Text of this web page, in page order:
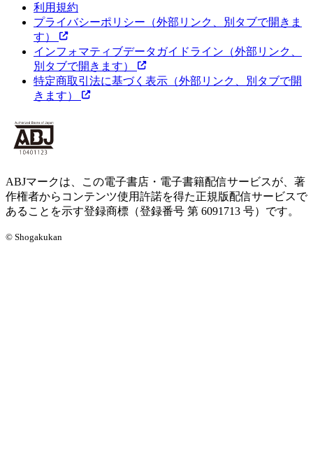
利用規約
プライバシーポリシー （外部リンク、別タブで開きま
す）
インフォマティブデータガイドライン （外部リンク、
別タブで開きます）
特定商取引法に基づく表示 （外部リンク、別タブで開
きます）
ABJマークは、この電子書店・電子書籍配信サービスが、著
作権者からコンテンツ使用許諾を得た正規版配信サービスで
あることを示す登録商標（登録番号 第 6091713 号）です。
© Shogakukan